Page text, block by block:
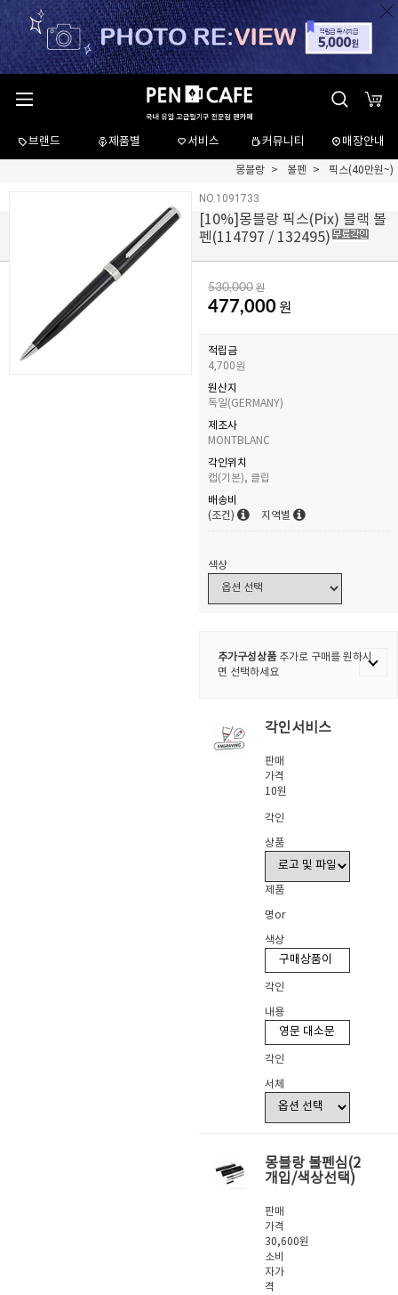
브랜드 제품별 서비스 커뮤니티 매장안내
몽블랑 볼펜 픽스(40만원~)
NO.1091733
[10%]몽블랑 픽스(Pix) 블랙 볼
펜(114797 / 132495)
530,000 원
477,000 원
적립금
4,700원
원산지
독일(GERMANY)
제조사
MONTBLANC
각인위치
캡(기본), 클립
배송비
(조건)
지역별
색상
추가구성상품추가로 구매를 원하시
면 선택하세요
각인서비스
판매
가격
10원
각인
상품
제품
명or
색상
각인
내용
각인
서체
몽블랑 볼펜심(2
개입/색상선택)
판매
가격
30,600원
소비
자가
격